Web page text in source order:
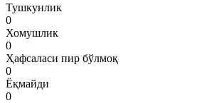
Тушкунлик
0
Хомушлик
0
Ҳафсаласи пир бўлмоқ
0
Ёқмайди
0